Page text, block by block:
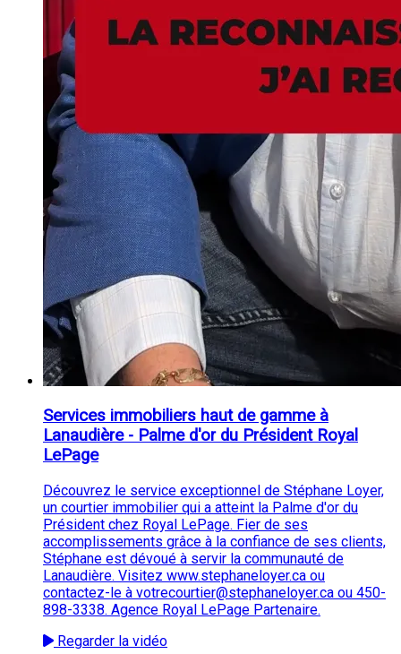
Services immobiliers haut de gamme à
Lanaudière - Palme d'or du Président Royal
LePage
Découvrez le service exceptionnel de Stéphane Loyer,
un courtier immobilier qui a atteint la Palme d'or du
Président chez Royal LePage. Fier de ses
accomplissements grâce à la confiance de ses clients,
Stéphane est dévoué à servir la communauté de
Lanaudière. Visitez www.stephaneloyer.ca ou
contactez-le à votrecourtier@stephaneloyer.ca ou 450-
898-3338. Agence Royal LePage Partenaire.
Regarder la vidéo